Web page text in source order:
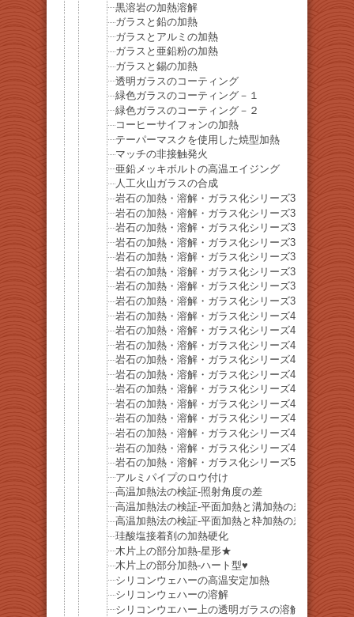
黒溶岩の加熱溶解
ガラスと鉛の加熱
ガラスとアルミの加熱
ガラスと亜鉛粉の加熱
ガラスと錫の加熱
透明ガラスのコーティング
緑色ガラスのコーティング－１
緑色ガラスのコーティング－２
コーヒーサイフォンの加熱
テーパーマスクを使用した焼型加熱
マッチの非接触発火
亜鉛メッキボルトの高温エイジング
人工火山ガラスの合成
岩石の加熱・溶解・ガラス化シリーズ32 硬石膏
岩石の加熱・溶解・ガラス化シリーズ33 黒雲母
岩石の加熱・溶解・ガラス化シリーズ34-重晶石
岩石の加熱・溶解・ガラス化シリーズ35-方解石
岩石の加熱・溶解・ガラス化シリーズ36-菫青石
岩石の加熱・溶解・ガラス化シリーズ37-苦灰石
岩石の加熱・溶解・ガラス化シリーズ38-針鉄鉱
岩石の加熱・溶解・ガラス化シリーズ39-角閃石
岩石の加熱・溶解・ガラス化シリーズ40-菱苦土石
岩石の加熱・溶解・ガラス化シリーズ41-磁硫鉄鉱
岩石の加熱・溶解・ガラス化シリーズ42-菱マンガ
岩石の加熱・溶解・ガラス化シリーズ43-鉄電気石
岩石の加熱・溶解・ガラス化シリーズ44-菱鉄鉱
岩石の加熱・溶解・ガラス化シリーズ45-黝輝石（
岩石の加熱・溶解・ガラス化シリーズ46-珪化木
岩石の加熱・溶解・ガラス化シリーズ47-トルコ石
岩石の加熱・溶解・ガラス化シリーズ48-鉄マンガ
岩石の加熱・溶解・ガラス化シリーズ49-黄玉髄
岩石の加熱・溶解・ガラス化シリーズ50-赤溶岩溶
アルミパイプのロウ付け
高温加熱法の検証-照射角度の差
高温加熱法の検証-平面加熱と溝加熱の差
高温加熱法の検証-平面加熱と枠加熱の差
珪酸塩接着剤の加熱硬化
木片上の部分加熱-星形★
木片上の部分加熱-ハート型♥
シリコンウェハーの高温安定加熱
シリコンウェハーの溶解
シリコンウエハー上の透明ガラスの溶解